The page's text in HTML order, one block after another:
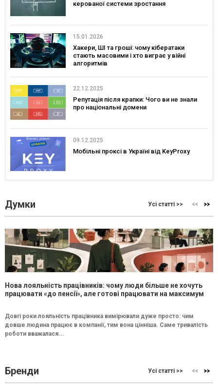
керованої системи зростання
15.01.2026
Хакери, ШІ та гроші: чому кібератаки
стають масовими і хто виграє у війні
алгоритмів
22.12.2025
Репутація після крапки: Чого ви не знали
про національні домени
09.12.2025
Мобільні проксі в Україні від KeyProxy
Думки Усі статті >>
Нова лояльність працівників: чому люди більше не хочуть
працювати «до пенсії», але готові працювати на максимум
Довгі роки лояльність працівника вимірювали дуже просто: чим
довше людина працює в компанії, тим вона цінніша. Саме тривалість
роботи вважалася...
Бренди Усі статті >>